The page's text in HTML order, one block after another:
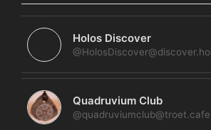
Holos Discover
Quadruvium Club
@quadruviumclub@troet.cafe